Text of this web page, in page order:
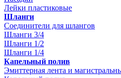
Лейки пластиковые
Шланги
Соединители для шлангов
Шланги 3/4
Шланги 1/2
Шланги 1/4
Капельный полив
Эмиттерная лента и